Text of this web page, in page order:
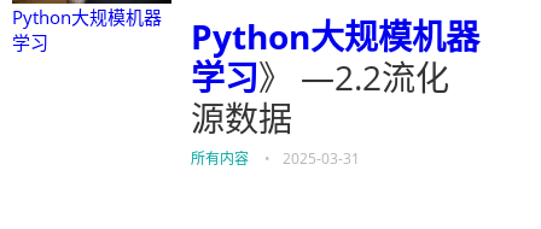
Python大规模机器
学习
Python大规模机器
学习》 —2.2流化
源数据
所有内容 • 2025-03-31